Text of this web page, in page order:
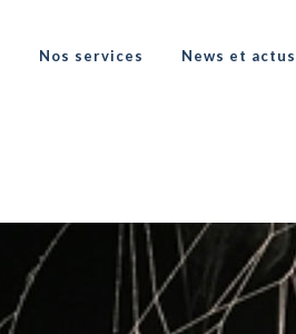
Nos services News et actus